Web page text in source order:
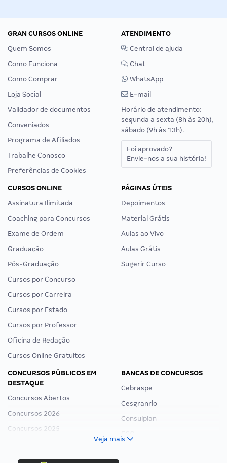
GRAN CURSOS ONLINE
Quem Somos
Como Funciona
Como Comprar
Loja Social
Validador de documentos
Conveniados
Programa de Afiliados
Trabalhe Conosco
Preferências de Cookies
ATENDIMENTO
Central de ajuda
Chat
WhatsApp
E-mail
Horário de atendimento:
segunda a sexta (8h às 20h),
sábado (9h às 13h).
Foi aprovado?
Envie-nos a sua história!
CURSOS ONLINE
Assinatura Ilimitada
Coaching para Concursos
Exame de Ordem
Graduação
Pós-Graduação
Cursos por Concurso
Cursos por Carreira
Cursos por Estado
Cursos por Professor
Oficina de Redação
Cursos Online Gratuitos
PÁGINAS ÚTEIS
Depoimentos
Material Grátis
Aulas ao Vivo
Aulas Grátis
Sugerir Curso
CONCURSOS PÚBLICOS EM
DESTAQUE
Concursos Abertos
Concursos 2026
Concursos 2025
Concurso Ibama
BANCAS DE CONCURSOS
Cebraspe
Cesgranrio
Consulplan
Veja mais